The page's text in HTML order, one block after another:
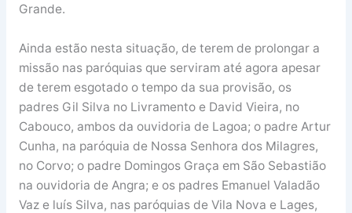
Grande.
Ainda estão nesta situação, de terem de prolongar a
missão nas paróquias que serviram até agora apesar
de terem esgotado o tempo da sua provisão, os
padres Gil Silva no Livramento e David Vieira, no
Cabouco, ambos da ouvidoria de Lagoa; o padre Artur
Cunha, na paróquia de Nossa Senhora dos Milagres,
no Corvo; o padre Domingos Graça em São Sebastião
na ouvidoria de Angra; e os padres Emanuel Valadão
Vaz e luís Silva, nas paróquias de Vila Nova e Lages,